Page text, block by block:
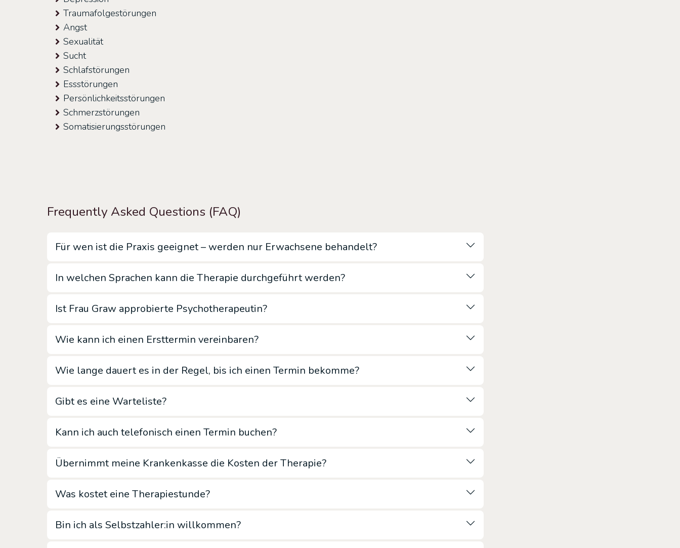
Traumafolgestörungen
Angst
Sexualität
Sucht
Schlafstörungen
Essstörungen
Persönlichkeitsstörungen
Schmerzstörungen
Somatisierungsstörungen
Frequently Asked Questions (FAQ)
Für wen ist die Praxis geeignet – werden nur Erwachsene behandelt?
In welchen Sprachen kann die Therapie durchgeführt werden?
Ist Frau Graw approbierte Psychotherapeutin?
Wie kann ich einen Ersttermin vereinbaren?
Wie lange dauert es in der Regel, bis ich einen Termin bekomme?
Gibt es eine Warteliste?
Kann ich auch telefonisch einen Termin buchen?
Übernimmt meine Krankenkasse die Kosten der Therapie?
Was kostet eine Therapiestunde?
Bin ich als Selbstzahler:in willkommen?